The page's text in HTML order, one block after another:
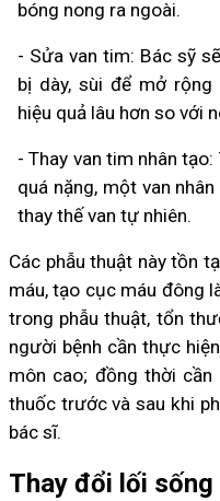
bóng nong ra ngoài.
- Sửa van tim: Bác sỹ
bị dày, sùi để mở rộng
hiệu quả lâu hơn so với
- Thay van tim nhân
quá nặng, một van
thay thế van tự nhiên.
Các phẫu thuật này tồn
máu, tạo cục máu đông
trong phẫu thuật, tổn
người bệnh cần thực
môn cao; đồng thời
thuốc trước và sau khi
bác sĩ.
Thay đổi lối sống